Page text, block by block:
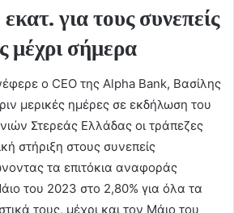
για τους συνεπείς
μέχρι σήμερα
ο CEO της Alpha Bank, Βασίλης
μερικές ημέρες σε εκδήλωση του
Στερεάς Ελλάδας οι τράπεζες
στήριξη στους συνεπείς
τα επιτόκια αναφοράς
του 2023 στο 2,80% για όλα τα
τους, μέχρι και τον Μάιο του